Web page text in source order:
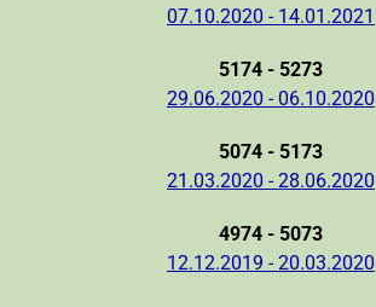
07.10.2020 - 14.01.2021
5174 - 5273
29.06.2020 - 06.10.2020
5074 - 5173
21.03.2020 - 28.06.2020
4974 - 5073
12.12.2019 - 20.03.2020